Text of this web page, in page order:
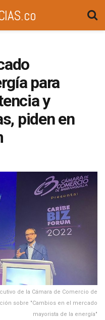
para
y
piden en
de la Cámara de Comercio de
sobre "Cambios en el mercado
mayorista de la energía"